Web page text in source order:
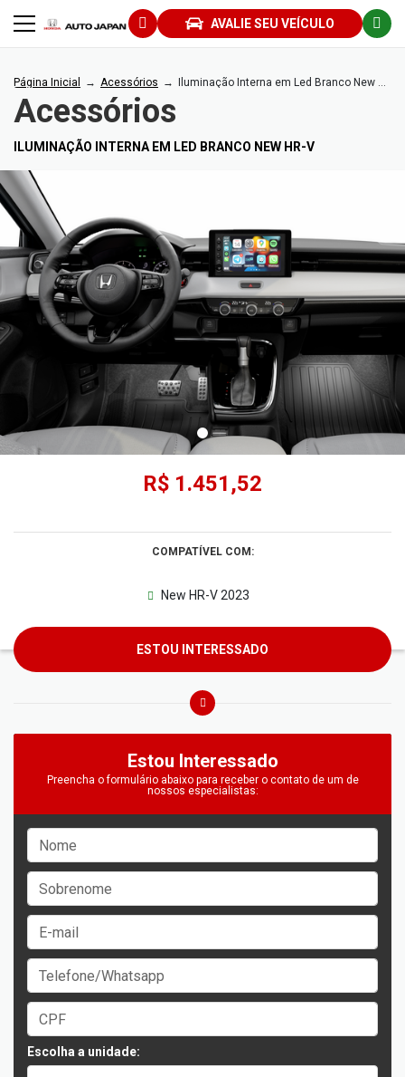
AVALIE SEU VEÍCULO
Página Inicial Acessórios Iluminação Interna em Led Branco New HR-V
Acessórios
ILUMINAÇÃO INTERNA EM LED BRANCO NEW HR-V
R$ 1.451,52
COMPATÍVEL COM:
New HR-V 2023
ESTOU INTERESSADO
Estou Interessado
Preencha o formulário abaixo para receber o contato de um de
nossos especialistas:
Escolha a unidade: